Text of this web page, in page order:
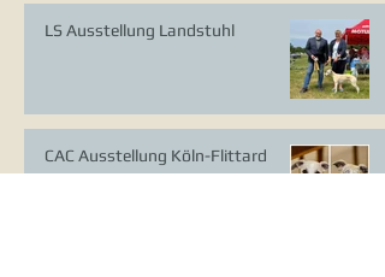
LS Ausstellung Landstuhl
CAC Ausstellung Köln-Flittard